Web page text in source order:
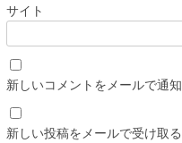
サイト
新しいコメントをメールで通知
新しい投稿をメールで受け取る